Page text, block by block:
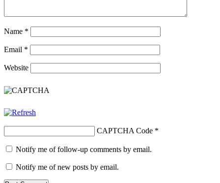
Name *
Email *
Website
CAPTCHA Code *
Notify me of follow-up comments by email.
Notify me of new posts by email.